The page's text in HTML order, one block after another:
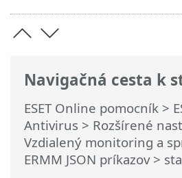
Navigačná cesta k
ESET Online pomocník >
Antivirus > Rozšírené
Vzdialený monitoring a
ERMM JSON príkazov>